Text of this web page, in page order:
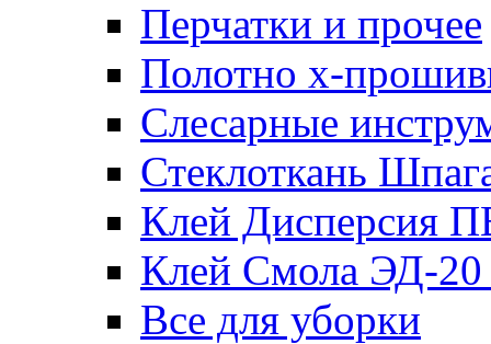
Перчатки и прочее
Полотно х-
Слесарные
Стеклоткань
Клей Дисперсия
Клей Смола ЭД-20
Все для уборки